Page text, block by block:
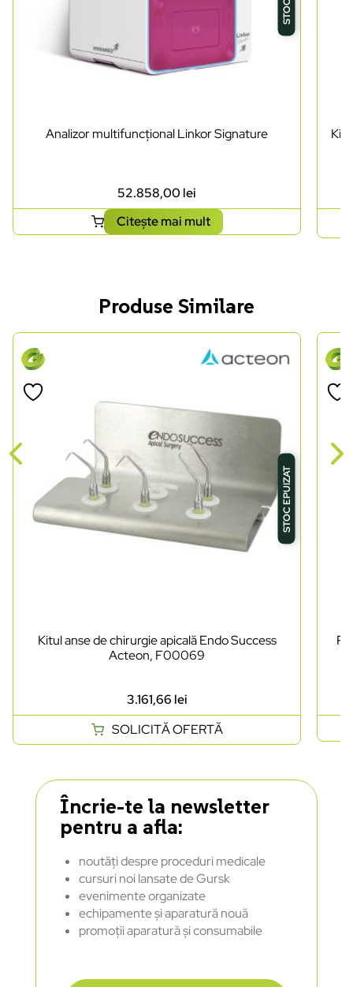
Analizor multifuncțional Linkor Signature
52.858,00 lei
Citește mai mult
Kit
Produse Similare
STOC EPUIZAT
Kitul anse de chirurgie apicală Endo Success
Acteon, F00069
3.161,66 lei
SOLICITĂ OFERTĂ
Încrie-te la newsletter
pentru a afla:
noutăți despre proceduri medicale
cursuri noi lansate de Gursk
evenimente organizate
echipamente și aparatură nouă
promoții aparatură și consumabile